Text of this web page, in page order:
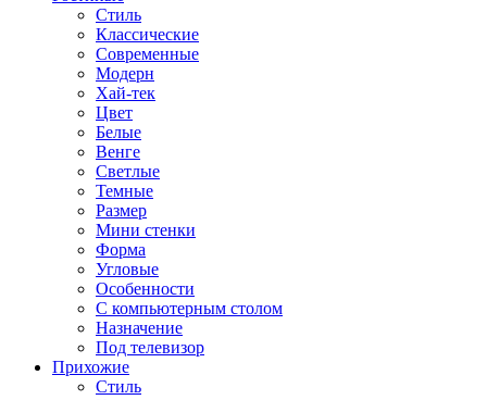
Стиль
Классические
Современные
Модерн
Хай-тек
Цвет
Белые
Венге
Светлые
Темные
Размер
Мини стенки
Форма
Угловые
Особенности
С компьютерным столом
Назначение
Под телевизор
Прихожие
Стиль